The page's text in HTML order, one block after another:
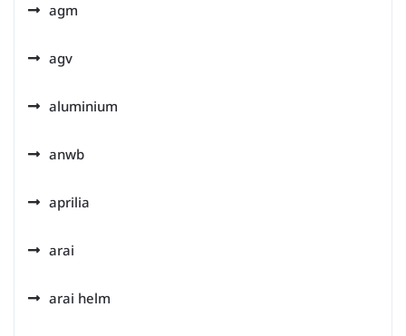
agm
agv
aluminium
anwb
aprilia
arai
arai helm